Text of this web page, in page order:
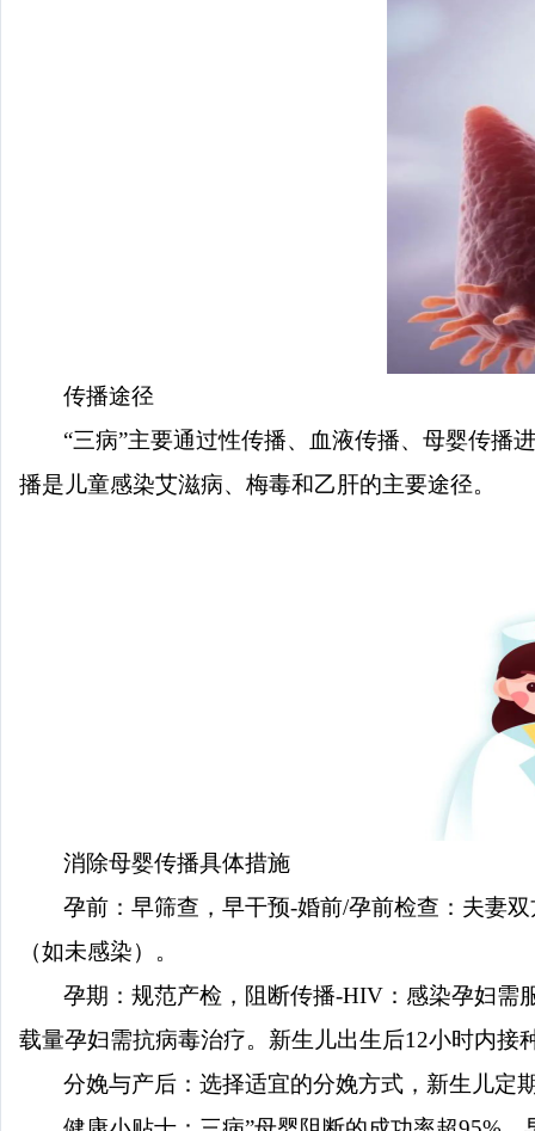
传播途径
“三病”主要通过性传播、血液传播、母婴传播
播是儿童感染艾滋病、梅毒和乙肝的主要途径。
消除母婴传播具体措施
孕前：早筛查，早干预-婚前/孕前检查：夫妻
（如未感染）。
孕期：规范产检，阻断传播-HIV：感染孕妇需
载量孕妇需抗病毒治疗。 新生儿出生后12小时内接
分娩与产后：选择适宜的分娩方式，新生儿定